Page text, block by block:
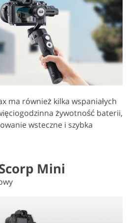
ma również kilka wspaniałych
żywotność baterii,
wsteczne i szybka
Mini